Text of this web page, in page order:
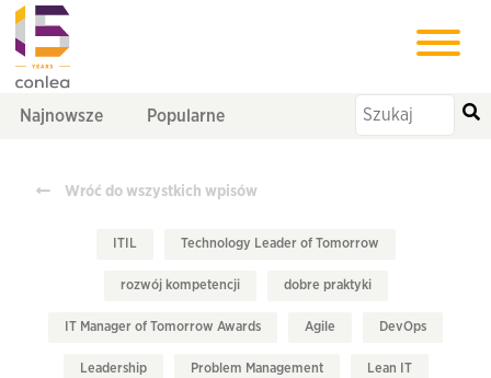
Najnowsze Popularne
Wróć do wszystkich wpisów
ITIL Technology Leader of Tomorrow
rozwój kompetencji dobre praktyki
IT Manager of Tomorrow Awards Agile DevOps
Leadership Problem Management Lean IT